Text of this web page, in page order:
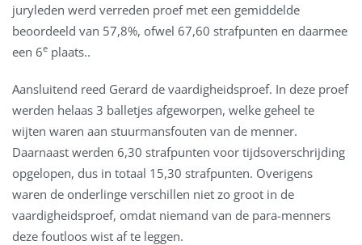
juryleden werd verreden proef met een gemiddelde
beoordeeld van 57,8%, ofwel 67,60 strafpunten en daarmee
een 6e plaats..
Aansluitend reed Gerard de vaardigheidsproef. In deze proef
werden helaas 3 balletjes afgeworpen, welke geheel te
wijten waren aan stuurmansfouten van de menner.
Daarnaast werden 6,30 strafpunten voor tijdsoverschrijding
opgelopen, dus in totaal 15,30 strafpunten. Overigens
waren de onderlinge verschillen niet zo groot in de
vaardigheidsproef, omdat niemand van de para-menners
deze foutloos wist af te leggen.